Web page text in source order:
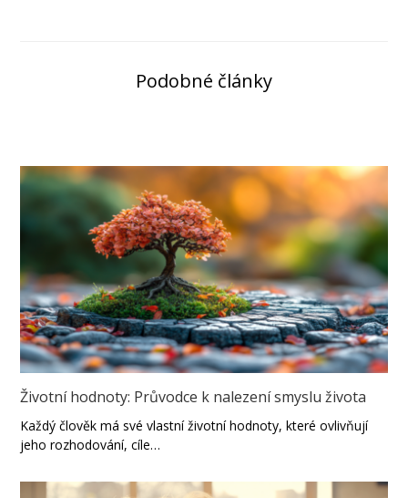
Podobné články
Životní hodnoty: Průvodce k nalezení smyslu života
Každý člověk má své vlastní životní hodnoty, které ovlivňují
jeho rozhodování, cíle…